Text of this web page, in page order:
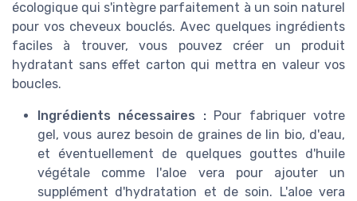
écologique qui s'intègre parfaitement à un soin naturel
pour vos cheveux bouclés. Avec quelques ingrédients
faciles à trouver, vous pouvez créer un produit
hydratant sans effet carton qui mettra en valeur vos
boucles.
Ingrédients nécessaires :Pour fabriquer votre
gel, vous aurez besoin de graines de lin bio, d'eau,
et éventuellement de quelques gouttes d'huile
végétale comme l'aloe vera pour ajouter un
supplément d'hydratation et de soin. L'aloe vera